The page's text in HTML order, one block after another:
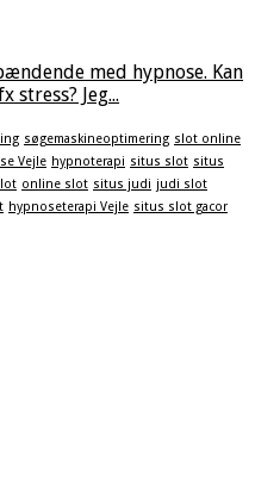
med hypnose. Kan
stress? Jeg...
søgemaskineoptimering slot online
Vejle hypnoterapi situs slot situs
online slot situs judi judi slot
hypnoseterapi Vejle situs slot gacor